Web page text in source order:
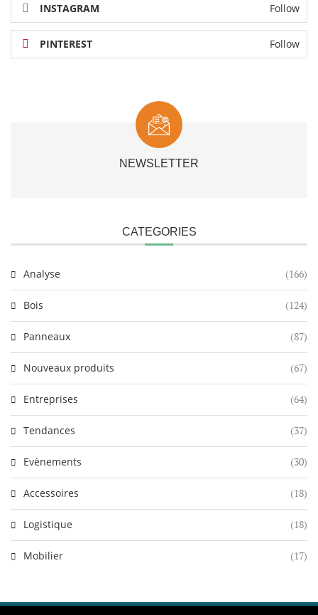
INSTAGRAM Follow
PINTEREST Follow
NEWSLETTER
CATEGORIES
Analyse (166)
Bois (124)
Panneaux (87)
Nouveaux produits (67)
Entreprises (64)
Tendances (37)
Evènements (30)
Accessoires (18)
Logistique (18)
Mobilier (17)